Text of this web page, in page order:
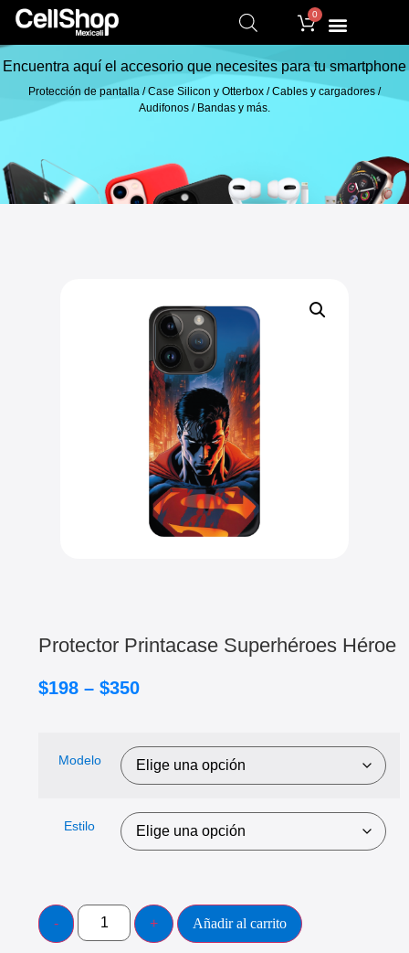
0
Encuentra aquí el accesorio que necesites para tu smartphone
Protección de pantalla / Case Silicon y Otterbox / Cables y cargadores /
Audifonos / Bandas y más.
Protector Printacase Superhéroes Héroe
$198 – $350
Modelo
Estilo
Añadir al carrito